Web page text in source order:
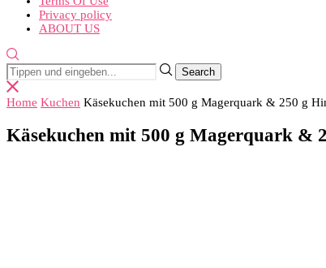
Privacy policy
ABOUT US
Home Kuchen Käsekuchen mit 500 g Magerquark & 250 g
Käsekuchen mit 500 g Magerquark &